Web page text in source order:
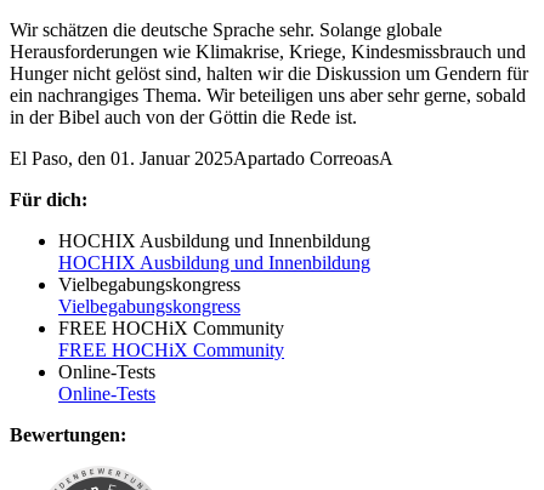
Wir schätzen die deutsche Sprache sehr. Solange globale
Herausforderungen wie Klimakrise, Kriege, Kindesmissbrauch und
Hunger nicht gelöst sind, halten wir die Diskussion um Gendern für
ein nachrangiges Thema. Wir beteiligen uns aber sehr gerne, sobald
in der Bibel auch von der Göttin die Rede ist.
El Paso, den 01. Januar 2025Apartado CorreoasA
Für dich:
HOCHIX Ausbildung und Innenbildung
HOCHIX Ausbildung und Innenbildung
Vielbegabungskongress
Vielbegabungskongress
FREE HOCHiX Community
FREE HOCHiX Community
Online-Tests
Online-Tests
Bewertungen: